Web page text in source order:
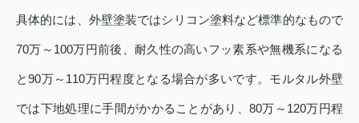
具体的には、外壁塗装ではシリコン塗料など標準的なもので
70万～100万円前後、耐久性の高いフッ素系や無機系になる
と90万～110万円程度となる場合が多いです。モルタル外壁
では下地処理に手間がかかることがあり、80万～120万円程